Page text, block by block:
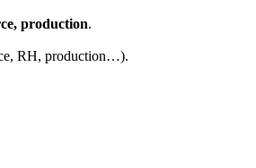
production.
RH, production…).